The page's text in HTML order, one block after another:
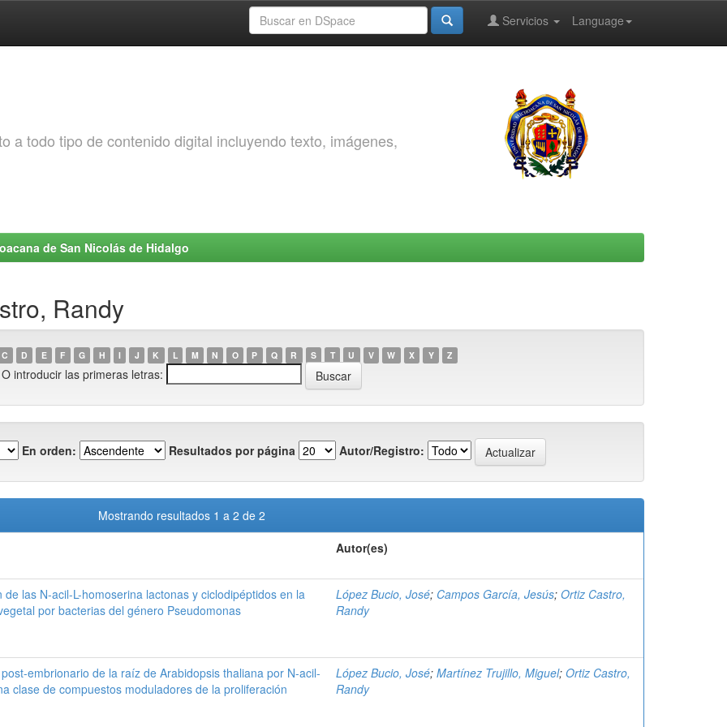
Language
Servicios
a todo tipo de contenido digital incluyendo texto, imágenes,
de San Nicolás de Hidalgo
Randy
C D E F G H I J K L M N O P Q R S T U V W X Y Z
O introducir las primeras letras:
En orden: Resultados por página Autor/Registro:
Mostrando resultados 1 a 2 de 2
Autor(es)
de las N-acil-L-homoserina lactonas y ciclodipéptidos en la
por bacterias del género Pseudomonas
López Bucio, José; Campos García, Jesús; Ortiz Castro,
Randy
embrionario de la raíz de Arabidopsis thaliana por N-acil-
clase de compuestos moduladores de la proliferación
López Bucio, José; Martínez Trujillo, Miguel; Ortiz Castro,
Randy